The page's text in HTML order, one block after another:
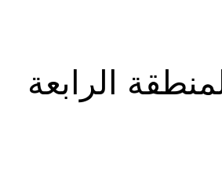
الرابعة